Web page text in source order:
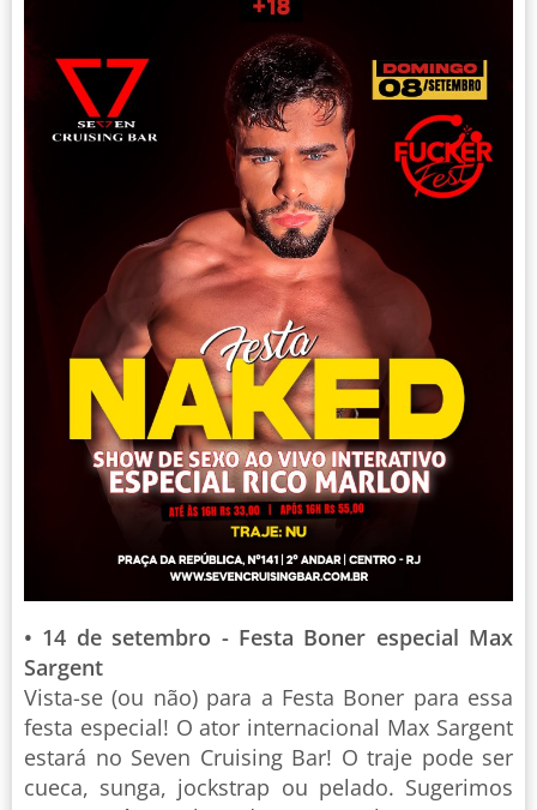
• 14 de setembro - Festa Boner especial Max
Sargent
Vista-se (ou não) para a Festa Boner para essa
festa especial! O ator internacional Max Sargent
estará no Seven Cruising Bar! O traje pode ser
cueca, sunga, jockstrap ou pelado. Sugerimos